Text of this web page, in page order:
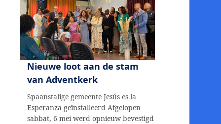
Nieuwe loot aan de stam
van Adventkerk
Spaanstalige gemeente Jesús es la
Esperanza geïnstalleerd Afgelopen
sabbat, 6 mei werd opnieuw bevestigd